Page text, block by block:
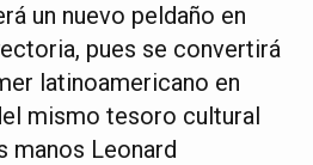
un nuevo peldaño en
pues se convertirá
latinoamericano en
mismo tesoro cultural
manos Leonard